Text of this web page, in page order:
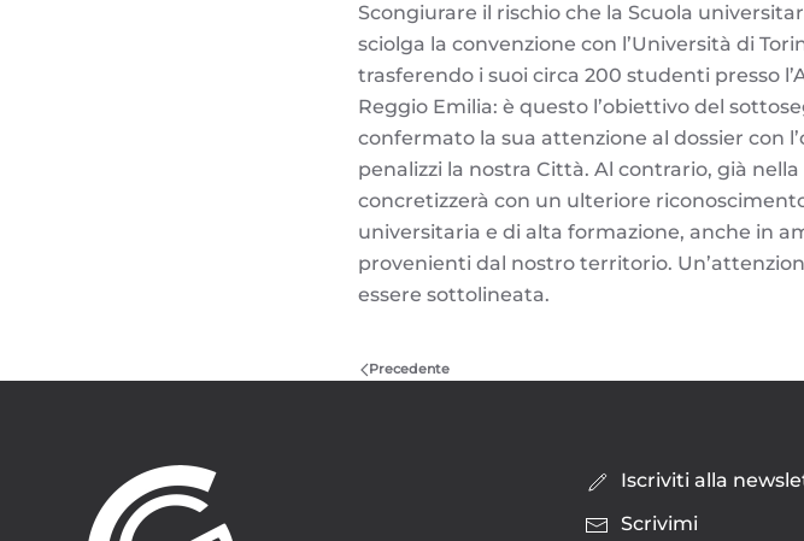
Scongiurare il rischio che la Scuola
sciolga la convenzione con l’Università di
trasferendo i suoi circa 200 studenti presso
Reggio Emilia: è questo l’obiettivo del
confermato la sua attenzione al dossier con
penalizzi la nostra Città. Al contrario, già
concretizzerà con un ulteriore
universitaria e di alta formazione, anche in
provenienti dal nostro territorio.
essere sottolineata.
Precedente
Iscriviti alla
Scrivimi